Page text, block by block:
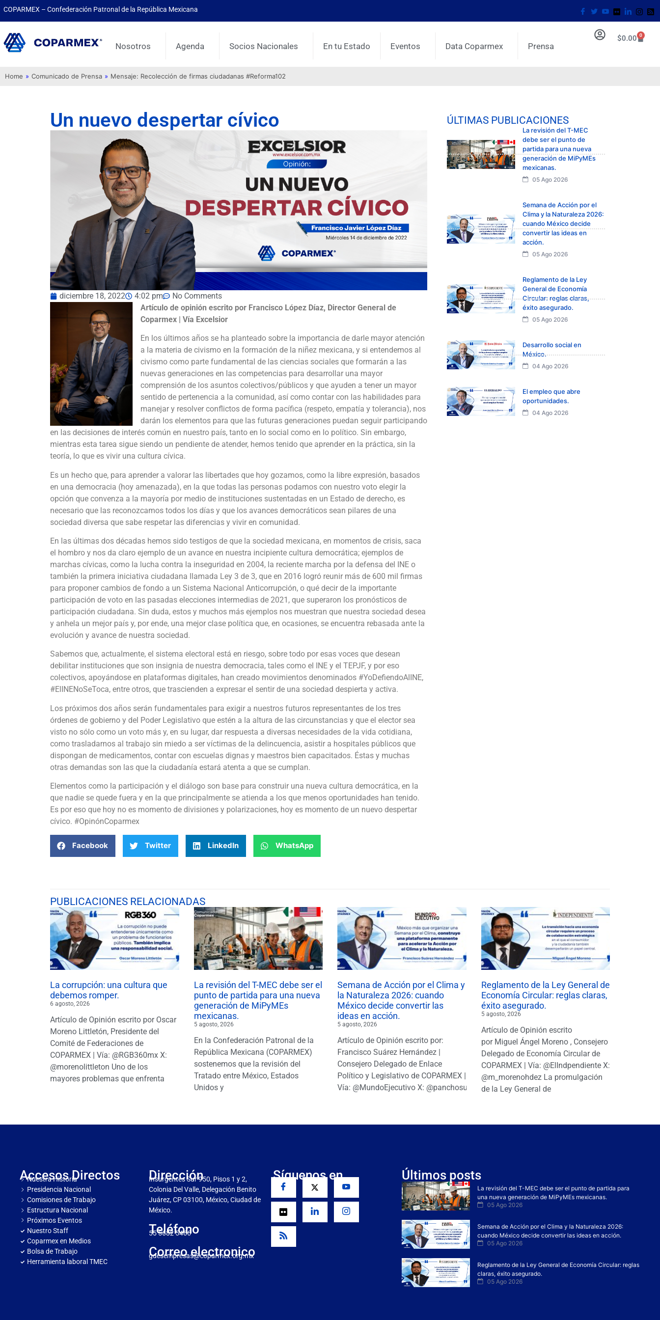
COPARMEX – Confederación Patronal de la República Mexicana
Nosotros Agenda Socios Nacionales En tu Estado Eventos Data Coparmex Prensa
$0.00 0
Home » Comunicado de Prensa » Mensaje: Recolección de firmas ciudadanas #Reforma102
Un nuevo despertar cívico
diciembre 18, 2022 4:02 pm
No Comments
Artículo de opinión escrito por Francisco López Díaz, Director General de
Coparmex | Vía Excelsior
En los últimos años se ha planteado sobre la importancia de darle mayor atención
a la materia de civismo en la formación de la niñez mexicana, y si entendemos al
civismo como parte fundamental de las ciencias sociales que formarán a las
nuevas generaciones en las competencias para desarrollar una mayor
comprensión de los asuntos colectivos/públicos y que ayuden a tener un mayor
sentido de pertenencia a la comunidad, así como contar con las habilidades para
manejar y resolver conflictos de forma pacífica (respeto, empatía y tolerancia), nos
darán los elementos para que las futuras generaciones puedan seguir participando
en las decisiones de interés común en nuestro país, tanto en lo social como en lo político. Sin embargo,
mientras esta tarea sigue siendo un pendiente de atender, hemos tenido que aprender en la práctica, sin la
teoría, lo que es vivir una cultura cívica.
Es un hecho que, para aprender a valorar las libertades que hoy gozamos, como la libre expresión, basados
en una democracia (hoy amenazada), en la que todas las personas podamos con nuestro voto elegir la
opción que convenza a la mayoría por medio de instituciones sustentadas en un Estado de derecho, es
necesario que las reconozcamos todos los días y que los avances democráticos sean pilares de una
sociedad diversa que sabe respetar las diferencias y vivir en comunidad.
En las últimas dos décadas hemos sido testigos de que la sociedad mexicana, en momentos de crisis, saca
el hombro y nos da claro ejemplo de un avance en nuestra incipiente cultura democrática; ejemplos de
marchas cívicas, como la lucha contra la inseguridad en 2004, la reciente marcha por la defensa del INE o
también la primera iniciativa ciudadana llamada Ley 3 de 3, que en 2016 logró reunir más de 600 mil firmas
para proponer cambios de fondo a un Sistema Nacional Anticorrupción, o qué decir de la importante
participación de voto en las pasadas elecciones intermedias de 2021, que superaron los pronósticos de
participación ciudadana. Sin duda, estos y muchos más ejemplos nos muestran que nuestra sociedad desea
y anhela un mejor país y, por ende, una mejor clase política que, en ocasiones, se encuentra rebasada ante la
evolución y avance de nuestra sociedad.
Sabemos que, actualmente, el sistema electoral está en riesgo, sobre todo por esas voces que desean
debilitar instituciones que son insignia de nuestra democracia, tales como el INE y el TEPJF, y por eso
colectivos, apoyándose en plataformas digitales, han creado movimientos denominados #YoDefiendoAlINE,
#ElINENoSeToca, entre otros, que trascienden a expresar el sentir de una sociedad despierta y activa.
Los próximos dos años serán fundamentales para exigir a nuestros futuros representantes de los tres
órdenes de gobierno y del Poder Legislativo que estén a la altura de las circunstancias y que el elector sea
visto no sólo como un voto más y, en su lugar, dar respuesta a diversas necesidades de la vida cotidiana,
como trasladarnos al trabajo sin miedo a ser víctimas de la delincuencia, asistir a hospitales públicos que
dispongan de medicamentos, contar con escuelas dignas y maestros bien capacitados. Éstas y muchas
otras demandas son las que la ciudadanía estará atenta a que se cumplan.
Elementos como la participación y el diálogo son base para construir una nueva cultura democrática, en la
que nadie se quede fuera y en la que principalmente se atienda a los que menos oportunidades han tenido.
Es por eso que hoy no es momento de divisiones y polarizaciones, hoy es momento de un nuevo despertar
cívico. #OpinónCoparmex
Facebook Twitter LinkedIn WhatsApp
ÚLTIMAS PUBLICACIONES
La revisión del T-MEC
debe ser el punto de
partida para una nueva
generación de MiPyMEs
mexicanas.
05 Ago 2026
Semana de Acción por el
Clima y la Naturaleza 2026:
cuando México decide
convertir las ideas en
acción.
05 Ago 2026
Reglamento de la Ley
General de Economía
Circular: reglas claras,
éxito asegurado.
05 Ago 2026
Desarrollo social en
México.
04 Ago 2026
El empleo que abre
oportunidades.
04 Ago 2026
PUBLICACIONES RELACIONADAS
La corrupción: una cultura que
debemos romper.
6 agosto, 2026
Artículo de Opinión escrito por Oscar
Moreno Littletón, Presidente del
Comité de Federaciones de
COPARMEX | Vía: @RGB360mx X:
@morenolittleton Uno de los
mayores problemas que enfrenta
La revisión del T-MEC debe ser el
punto de partida para una nueva
generación de MiPyMEs
mexicanas.
5 agosto, 2026
En la Confederación Patronal de la
República Mexicana (COPARMEX)
sostenemos que la revisión del
Tratado entre México, Estados
Unidos y
Semana de Acción por el Clima y
la Naturaleza 2026: cuando
México decide convertir las
ideas en acción.
5 agosto, 2026
Artículo de Opinión escrito por:
Francisco Suárez Hernández |
Consejero Delegado de Enlace
Político y Legislativo de COPARMEX |
Vía: @MundoEjecutivo X: @panchosuarezh
Reglamento de la Ley General de
Economía Circular: reglas claras,
éxito asegurado.
5 agosto, 2026
Artículo de Opinión escrito
por Miguel Ángel Moreno , Consejero
Delegado de Economía Circular de
COPARMEX | Vía: @ElIndpendiente X:
@m_morenohdez La promulgación
de la Ley General de
Accesos Directos
Nuestra Historia
Presidencia Nacional
Comisiones de Trabajo
Estructura Nacional
Próximos Eventos
Nuestro Staff
Coparmex en Medios
Bolsa de Trabajo
Herramienta laboral TMEC
Dirección
Insurgentes Sur 950, Pisos 1 y 2,
Colonia Del Valle, Delegación Benito
Juárez, CP 03100, México, Ciudad de
México.
Teléfono
55 5682 5466
Correo electronico
gdesempresas@coparmex.org.mx
Síguenos en Últimos posts
La revisión del T-MEC debe ser el punto de partida para
una nueva generación de MiPyMEs mexicanas.
05 Ago 2026
Semana de Acción por el Clima y la Naturaleza 2026:
cuando México decide convertir las ideas en acción.
05 Ago 2026
Reglamento de la Ley General de Economía Circular: reglas
claras, éxito asegurado.
05 Ago 2026